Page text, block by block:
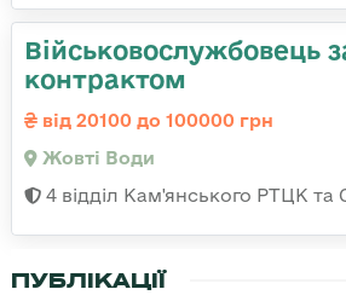
Військовослужбовець
контрактом
від 20100 до 100000 грн
Жовті Води
4 відділ Кам'янського РТЦК та
ПУБЛІКАЦІЇ